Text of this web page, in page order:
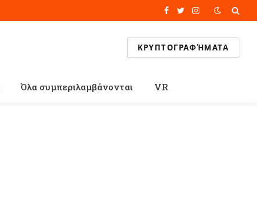
Facebook
TwitterInstagram
ΚΡΥΠΤΟΓΡΑΦΉΜΑΤΑ
Όλα συμπεριλαμβάνονται VR